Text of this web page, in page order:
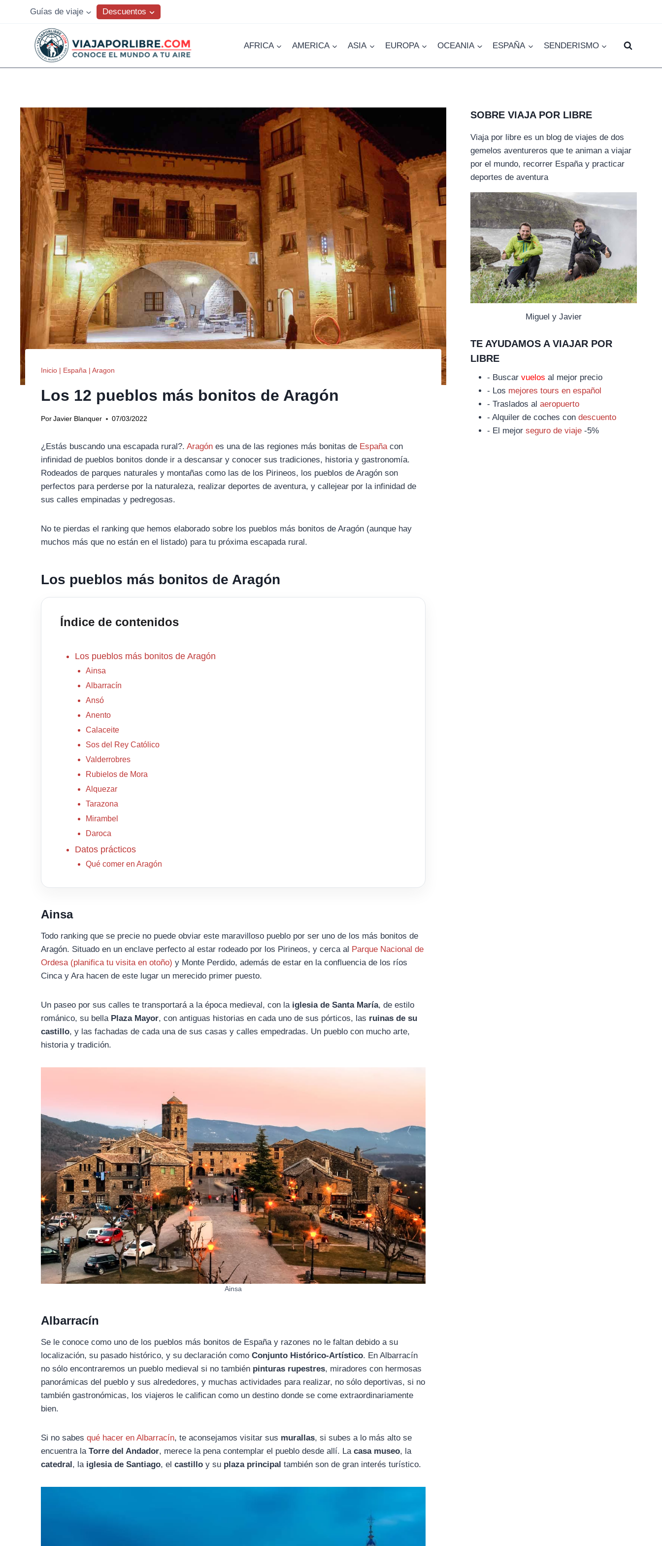
Guías de viaje Descuentos
AFRICA AMERICA ASIA EUROPA OCEANIA ESPAÑA SENDERISMO
Inicio | España | Aragon
Los 12 pueblos más bonitos de Aragón
Por Javier Blanquer 07/03/2022
¿Estás buscando una escapada rural?. Aragón es una de las regiones más bonitas de Españacon
infinidad de pueblos bonitos donde ir a descansar y conocer sus tradiciones, historia y gastronomía.
Rodeados de parques naturales y montañas como las de los Pirineos, los pueblos de Aragón son
perfectos para perderse por la naturaleza, realizar deportes de aventura, y callejear por la infinidad de
sus calles empinadas y pedregosas.
No te pierdas el ranking que hemos elaborado sobre los pueblos más bonitos de Aragón (aunque hay
muchos más que no están en el listado) para tu próxima escapada rural.
Los pueblos más bonitos de Aragón
Índice de contenidos
Los pueblos más bonitos de Aragón
Ainsa
Albarracín
Ansó
Anento
Calaceite
Sos del Rey Católico
Valderrobres
Rubielos de Mora
Alquezar
Tarazona
Mirambel
Daroca
Datos prácticos
Qué comer en Aragón
Ainsa
Todo ranking que se precie no puede obviar este maravilloso pueblo por ser uno de los más bonitos de
Aragón. Situado en un enclave perfecto al estar rodeado por los Pirineos, y cerca al Parque Nacional de
Ordesa (planifica tu visita en otoño) y Monte Perdido, además de estar en la confluencia de los ríos
Cinca y Ara hacen de este lugar un merecido primer puesto.
Un paseo por sus calles te transportará a la época medieval, con la iglesia de Santa María, de estilo
románico, su bella Plaza Mayor, con antiguas historias en cada uno de sus pórticos, las ruinas de su
castillo, y las fachadas de cada una de sus casas y calles empedradas. Un pueblo con mucho arte,
historia y tradición.
Ainsa
Albarracín
Se le conoce como uno de los pueblos más bonitos de España y razones no le faltan debido a su
localización, su pasado histórico, y su declaración como Conjunto Histórico-Artístico. En Albarracín
no sólo encontraremos un pueblo medieval si no también pinturas rupestres, miradores con hermosas
panorámicas del pueblo y sus alrededores, y muchas actividades para realizar, no sólo deportivas, si no
también gastronómicas, los viajeros le califican como un destino donde se come extraordinariamente
bien.
Si no sabes qué hacer en Albarracín, te aconsejamos visitar sus murallas, si subes a lo más alto se
encuentra la Torre del Andador, merece la pena contemplar el pueblo desde allí. La casa museo, la
catedral , la iglesia de Santiago, el castillo y su plaza principal también son de gran interés turístico.
SOBRE VIAJA POR LIBRE
Viaja por libre es un blog de viajes de dos
gemelos aventureros que te animan a viajar
por el mundo, recorrer España y practicar
deportes de aventura
Miguel y Javier
TE AYUDAMOS A VIAJAR POR
LIBRE
- Buscarvuelos al mejor precio
- Los mejores tours en español
- Traslados alaeropuerto
- Alquiler de coches condescuento
- El mejorseguro de viaje -5%